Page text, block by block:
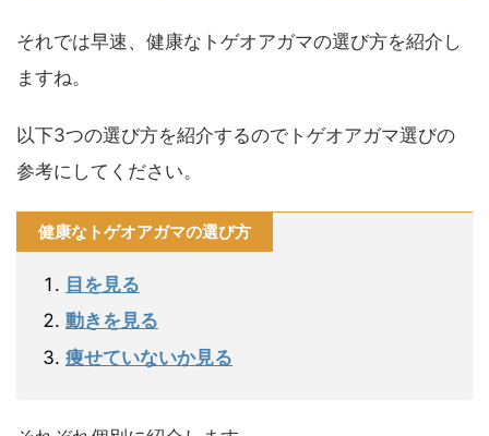
それでは早速、健康なトゲオアガマの選び方を紹介し
ますね。
以下3つの選び方を紹介するのでトゲオアガマ選びの
参考にしてください。
健康なトゲオアガマの選び方
目を見る
動きを見る
痩せていないか見る